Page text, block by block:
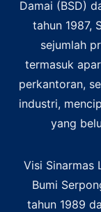
Damai (BSD)
tahun 1987,
sejumlah
termasuk
perkantoran,
industri,
yang
Visi Sinarmas
Bumi
tahun 1989